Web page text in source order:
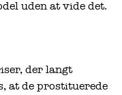
uden at vide det.
der langt
at de prostituerede